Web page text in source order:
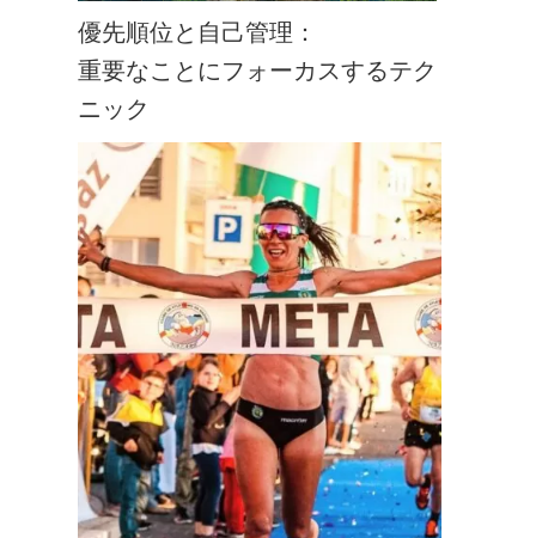
優先順位と自己管理：
重要なことにフォーカスするテク
ニック